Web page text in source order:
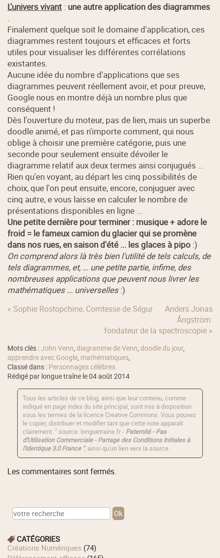
L'univers vivant : une autre application des diagrammes
.
Finalement quelque soit le domaine d'application, ces
diagrammes restent toujours et efficaces et forts
utiles pour visualiser les différentes corrélations
existantes.
Aucune idée du nombre d'applications que ses
diagrammes peuvent réellement avoir, et pour preuve,
Google nous en montre déjà un nombre plus que
conséquent !
Dès l'ouverture du moteur, pas de lien, mais un superbe
doodle animé, et pas n'importe comment, qui nous
oblige à choisir une première catégorie, puis une
seconde pour seulement ensuite dévoiler le
diagramme relatif aux deux termes ainsi conjugués ...
Rien qu'en voyant, au départ les cinq possibilités de
choix, que l'on peut ensuite, encore, conjuguer avec
cinq autre, e vous laisse en calculer le nombre de
présentations disponibles en ligne ...
Une petite dernière pour terminer : musique + adore le
froid = le fameux camion du glacier qui se promène
dans nos rues, en saison d'été ... les glaces à pipo :)
On comprend alors là très bien l'utilité de tels calculs, de
tels diagrammes, et, ... une petite partie, infime, des
nombreuses applications que peuvent nous livrer les
mathématiques ... universelles:)
« Sophie Rostopchine, Comtesse de Ségur
Anders Jonas
Ångström:
fondateur de la spectroscopie »
Mots clés :John Venn ,diagramme de Venn ,doodle du jour,
apprendre avec Google mathématiques
Classé dans : Personnages célèbres
Rédigé par longue traîne le 04 août 2014
Tous les articles de ce blog, ainsi que leur contenu, comme
indiqué en page index du site principal, sont mis à disposition
sous les termes de la licence Creative Commons. Vous pouvez
le copier, distribuer et modifier tant que cette note apparaît
clairement. " source: longuetraine.fr - Paternité - Pas
d'Utilisation Commerciale - Partage des Conditions Initiales à
l'Identique 3.0 France ", ainsi qu'un lien vers la source .
Les commentaires sont fermés.
CATÉGORIES
Créations Numériques (74)